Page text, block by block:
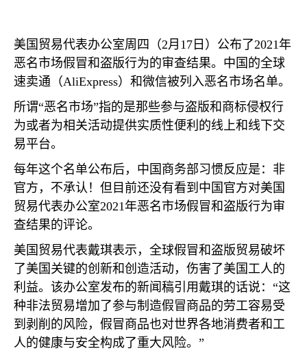
美国贸易代表办公室周四（2月 17 日）公布了2021年
恶名市场假冒和盗版行为的审查结果。中国的全球
速卖通（AliExpress）和微信被列入恶名市场名单。
所谓“恶名市场”指的是那些参与盗版和商标侵权行
为或者为相关活动提供实质性便利的线上和线下交
易平台。
每年这个名单公布后，中国商务部习惯反应是：非
官方，不承认！但目前还没有看到中国官方对美国
贸易代表办公室2021年恶名市场假冒和盗版行为审
查结果的评论。
美国贸易代表戴琪表示，全球假冒和盗版贸易破坏
了美国关键的创新和创造活动，伤害了美国工人的
利益。该办公室发布的新闻稿引用戴琪的话说：“这
种非法贸易增加了参与制造假冒商品的劳工容易受
到剥削的风险，假冒商品也对世界各地消费者和工
人的健康与安全构成了重大风险。”